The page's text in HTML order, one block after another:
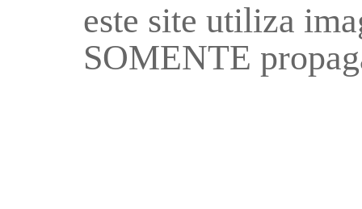
este site utiliza
SOMENTE